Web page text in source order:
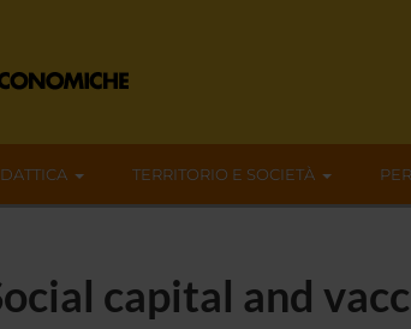
TERRITORIO E SOCIETÀ
capital and